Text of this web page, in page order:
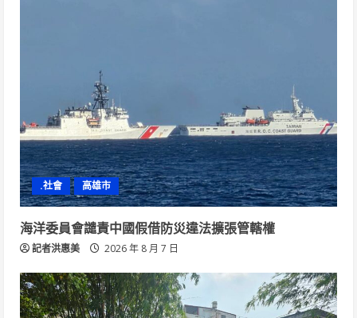
.社會 高雄市
海洋委員會譴責中國假借防災違法擴張管轄權
記者洪惠美 2026 年 8 月 7 日